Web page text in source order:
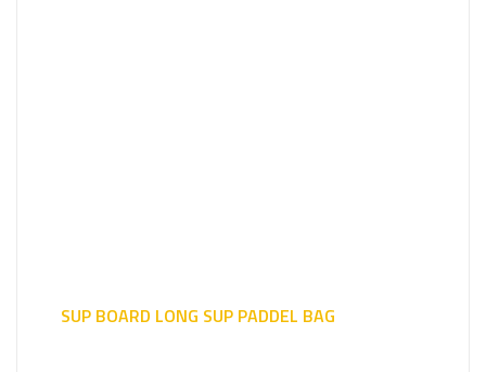
SUP BOARD LONG SUP PADDEL BAG